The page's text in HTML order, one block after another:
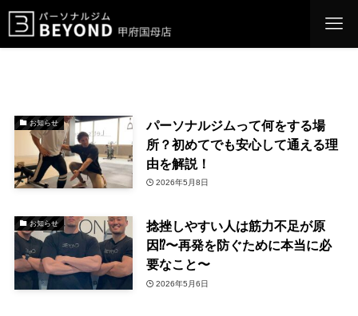
お知らせ
パーソナルジムって何をする場
所？初めてでも安心して通える理
由を解説！
2026年5月8日
お知らせ
捻挫しやすい人は筋力不足が原
因⁉︎〜再発を防ぐために本当に必
要なこと〜
2026年5月6日